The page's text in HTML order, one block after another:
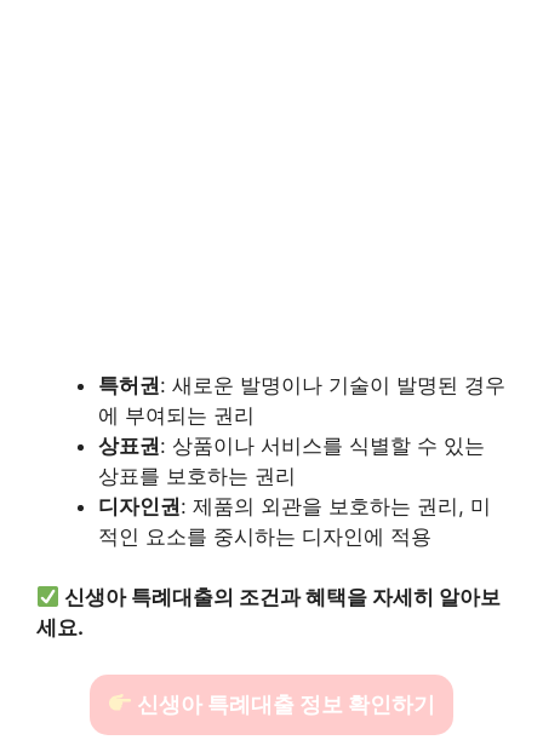
특허권: 새로운 발명이나 기술이 발명된 경우
에 부여되는 권리
상표권: 상품이나 서비스를 식별할 수 있는
상표를 보호하는 권리
디자인권: 제품의 외관을 보호하는 권리, 미
적인 요소를 중시하는 디자인에 적용
신생아 특례대출의 조건과 혜택을 자세히 알아보
세요.
신생아 특례대출 정보 확인하기